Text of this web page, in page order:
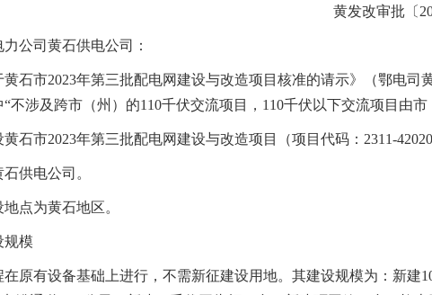
黄发改审批〔
公司黄石供电公司：
石市2023年第三批配电网建设与改造项目核准的请示》（鄂电司
“不涉及跨市（州）的110千伏交流项目，110千伏以下交流项目由
石市2023年第三批配电网建设与改造项目（项目代码：2311-
供电公司 。
地点为黄石地区。
规模
在原有设备基础上进行，不需新征建设用地。 其建设规模为：新建